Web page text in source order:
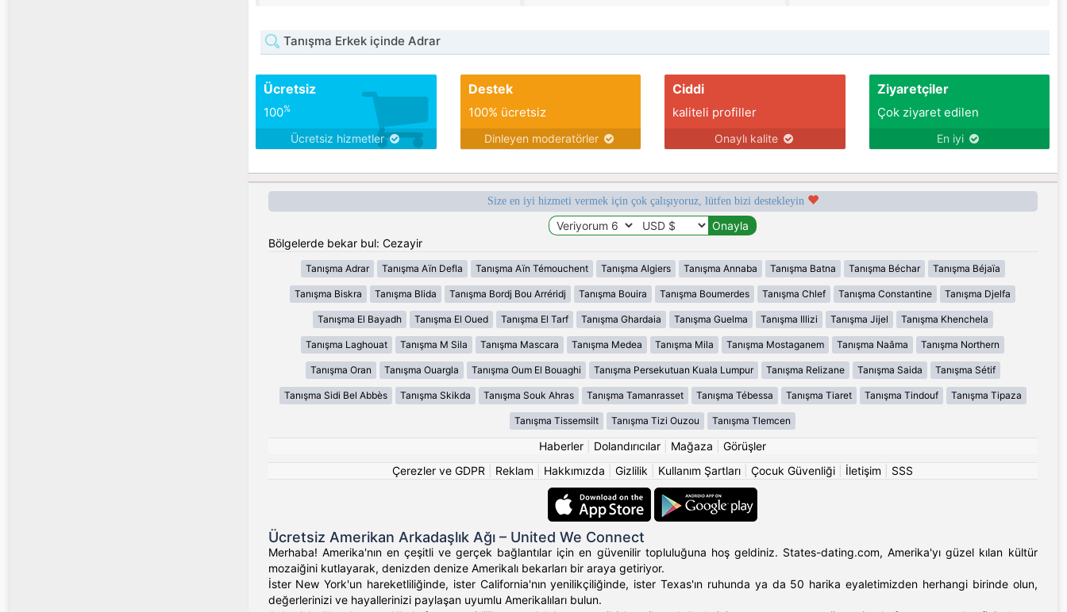
Tanışma Erkek içinde Adrar
Ücretsiz
100%
Ücretsiz hizmetler
Destek
100% ücretsiz
Dinleyen moderatörler
Ciddi
kaliteli profiller
Onaylı kalite
Ziyaretçiler
Çok ziyaret edilen
En iyi
Size en iyi hizmeti vermek için çok çalışıyoruz, lütfen bizi destekleyin
Bölgelerde bekar bul: Cezayir
Tanışma Adrar Tanışma Aïn Defla Tanışma Aïn Témouchent Tanışma Algiers Tanışma Annaba Tanışma Batna Tanışma Béchar Tanışma Béjaïa
Tanışma Biskra Tanışma Blida Tanışma Bordj Bou Arréridj Tanışma Bouira Tanışma Boumerdes Tanışma Chlef Tanışma Constantine Tanışma Djelfa
Tanışma El Bayadh Tanışma El Oued Tanışma El Tarf Tanışma Ghardaia Tanışma Guelma Tanışma Illizi Tanışma Jijel Tanışma Khenchela
Tanışma Laghouat Tanışma M Sila Tanışma Mascara Tanışma Medea Tanışma Mila Tanışma Mostaganem Tanışma Naâma Tanışma Northern
Tanışma Oran Tanışma Ouargla Tanışma Oum El Bouaghi Tanışma Persekutuan Kuala Lumpur Tanışma Relizane Tanışma Saida Tanışma Sétif
Tanışma Sidi Bel Abbès Tanışma Skikda Tanışma Souk Ahras Tanışma Tamanrasset Tanışma Tébessa Tanışma Tiaret Tanışma Tindouf Tanışma Tipaza
Tanışma Tissemsilt Tanışma Tizi Ouzou Tanışma Tlemcen
Haberler Dolandırıcılar Mağaza
Görüşler
Çerezler ve GDPR
Reklam Hakkımızda Gizlilik Kullanım Şartları Çocuk Güvenliği İletişim SSS
Ücretsiz Amerikan Arkadaşlık Ağı – United We Connect
Merhaba! Amerika'nın en çeşitli ve gerçek bağlantılar için en güvenilir topluluğuna hoş geldiniz. States-dating.com, Amerika'yı güzel kılan kültür
mozaiğini kutlayarak, denizden denize Amerikalı bekarları bir araya getiriyor.
İster New York'un hareketliliğinde, ister California'nın yenilikçiliğinde, ister Texas'ın ruhunda ya da 50 harika eyaletimizden herhangi birinde olun,
değerlerinizi ve hayallerinizi paylaşan uyumlu Amerikalıları bulun.